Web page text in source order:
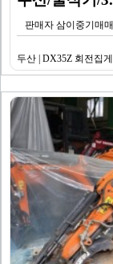
판매자 삼이중기매매
두산 | DX35Z 회전집